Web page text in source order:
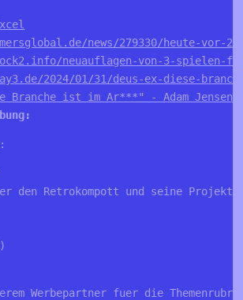
news/279330/heute-vor-
neuauflagen-von-3-spielen-
2024/01/31/deus-ex-diese-
Branche ist im Ar***" - Adam Jensen-
den Retrokompott und seine
Werbepartner fuer die